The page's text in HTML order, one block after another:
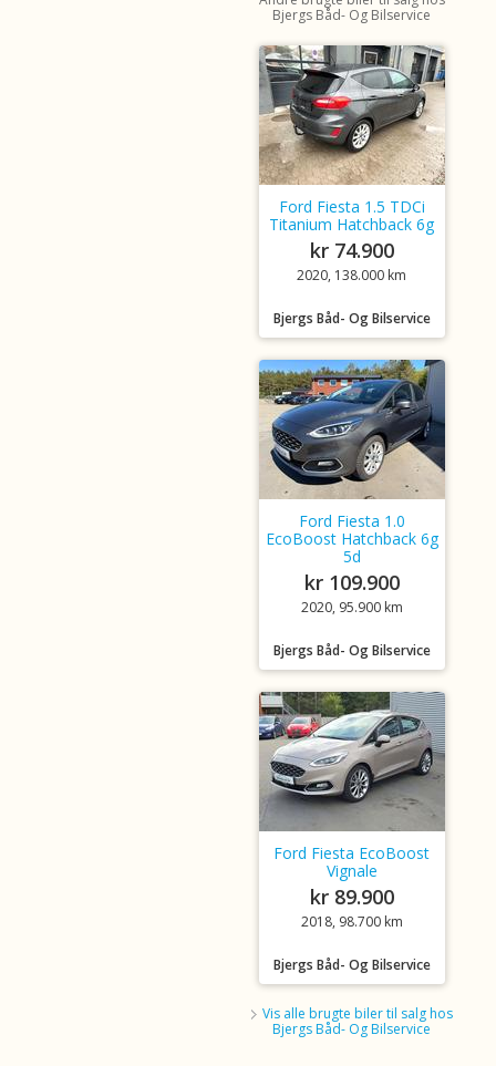
Bjergs Båd- Og Bilservice
Ford Fiesta 1.5 TDCi
Titanium Hatchback 6g
kr 74.900
2020, 138.000 km
Bjergs Båd- Og Bilservice
Ford Fiesta 1.0
EcoBoost Hatchback 6g
5d
kr 109.900
2020, 95.900 km
Bjergs Båd- Og Bilservice
Ford Fiesta EcoBoost
Vignale
kr 89.900
2018, 98.700 km
Bjergs Båd- Og Bilservice
Vis alle brugte biler til salg hos
Bjergs Båd- Og Bilservice